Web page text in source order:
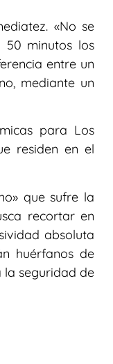
«No se
50 minutos los
entre un
mediante un
para Los
residen en el
que sufre la
recortar en
absoluta
huérfanos de
la seguridad de